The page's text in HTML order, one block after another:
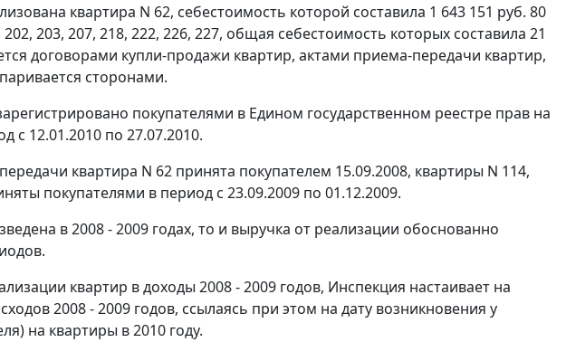
квартира N 62, себестоимость которой составила 1 643 151 руб. 80
203, 207, 218, 222, 226, 227, общая себестоимость которых составила 21
договорами купли-продажи квартир, актами приема-передачи квартир,
сторонами.
покупателями в Едином государственном реестре прав на
с 12.01.2010 по 27.07.2010.
квартира N 62 принята покупателем 15.09.2008, квартиры N 114,
покупателями в период с 23.09.2009 по 01.12.2009.
в 2008 - 2009 годах, то и выручка от реализации обоснованно
квартир в доходы 2008 - 2009 годов, Инспекция настаивает на
2008 - 2009 годов, ссылаясь при этом на дату возникновения у
на квартиры в 2010 году.